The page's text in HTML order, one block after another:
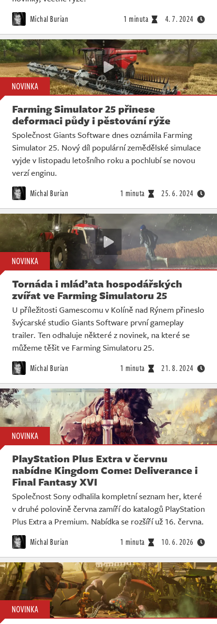
Michal Burian 1 minuta 4. 7. 2024
NOVINKA
Farming Simulator 25 přinese
deformaci půdy i pěstování rýže
Společnost Giants Software dnes oznámila Farming
Simulator 25. Nový díl populární zemědělské simulace
vyjde v listopadu letošního roku a pochlubí se novou
verzí enginu.
Michal Burian 1 minuta 25. 6. 2024
NOVINKA
Tornáda i mláďata hospodářských
zvířat ve Farming Simulatoru 25
U příležitosti Gamescomu v Kolíně nad Rýnem přineslo
švýcarské studio Giants Software první gameplay
trailer. Ten odhaluje některé z novinek, na které se
můžeme těšit ve Farming Simulatoru 25.
Michal Burian 1 minuta 21. 8. 2024
NOVINKA
PlayStation Plus Extra v červnu
nabídne Kingdom Come: Deliverance i
Final Fantasy XVI
Společnost Sony odhalila kompletní seznam her, které
v druhé polovině června zamíří do katalogů PlayStation
Plus Extra a Premium. Nabídka se rozšíří už 16. června.
Michal Burian 1 minuta 10. 6. 2026
NOVINKA